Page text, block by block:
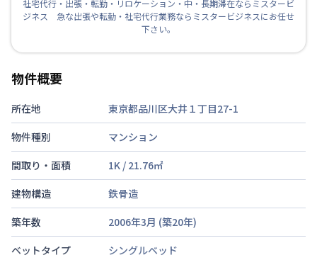
社宅代行・出張・転勤・リロケーション・中・長期滞在ならミスタービ
ジネス 急な出張や転勤・社宅代行業務ならミスタービジネスにお任せ
下さい。
物件概要
所在地
東京都品川区大井１丁目27-1
物件種別
マンション
間取り・面積
1K / 21.76㎡
建物構造
鉄骨造
築年数
2006年3月 (築20年)
ベットタイプ
シングルベッド